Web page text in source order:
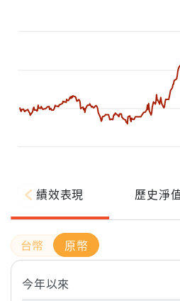
績效表現 歷史淨
原幣
今年以來